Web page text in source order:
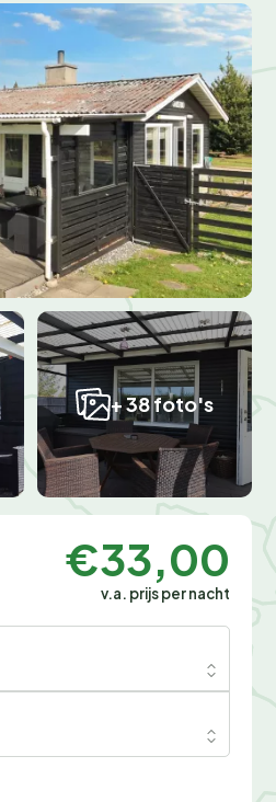
+ 38 foto's
€33,00
v.a. prijs per nacht